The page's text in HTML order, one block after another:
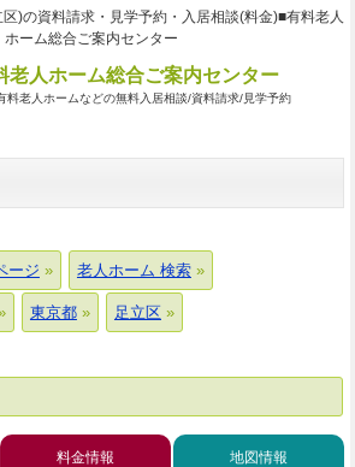
)の資料請求・見学予約・入居相談(料金)■有料老人
ホーム総合ご案内センター
老人ホーム総合ご案内センター
料老人ホームなどの無料入居相談/資料請求/見学予約
ージ
老人ホーム 検索
東京都 足立区
料金情報 地図情報